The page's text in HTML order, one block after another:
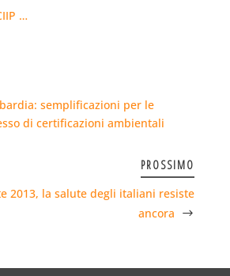
…
semplificazioni per le
di certificazioni ambientali
PROSSIMO
2013, la salute degli italiani resiste
ancora